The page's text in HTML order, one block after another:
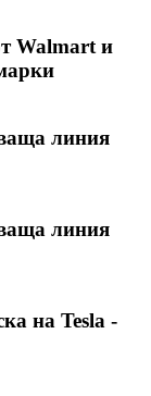
Walmart и
линия
линия
на Tesla -